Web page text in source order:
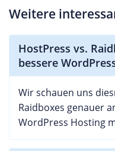
Weitere
HostPress vs.
bessere
Wir schauen uns
Raidboxes genauer
WordPress Hosting